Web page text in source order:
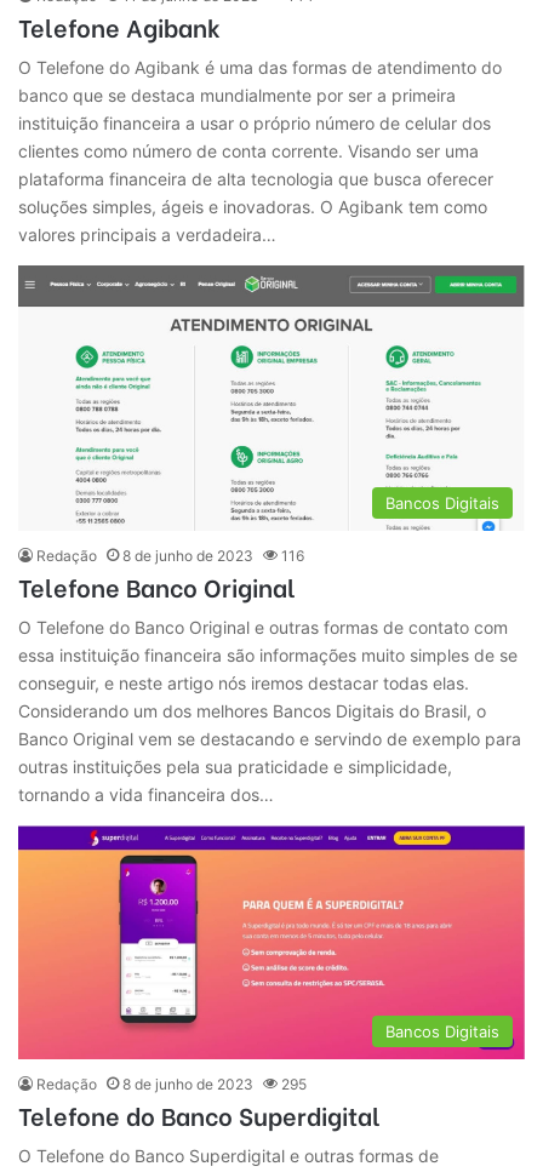
Telefone Agibank
O Telefone do Agibank é uma das formas de atendimento do
banco que se destaca mundialmente por ser a primeira
instituição financeira a usar o próprio número de celular dos
clientes como número de conta corrente. Visando ser uma
plataforma financeira de alta tecnologia que busca oferecer
soluções simples, ágeis e inovadoras. O Agibank tem como
valores principais a verdadeira…
Bancos Digitais
Redação 8 de junho de 2023 116
Telefone Banco Original
O Telefone do Banco Original e outras formas de contato com
essa instituição financeira são informações muito simples de se
conseguir, e neste artigo nós iremos destacar todas elas.
Considerando um dos melhores Bancos Digitais do Brasil, o
Banco Original vem se destacando e servindo de exemplo para
outras instituições pela sua praticidade e simplicidade,
tornando a vida financeira dos…
Bancos Digitais
Redação 8 de junho de 2023 295
Telefone do Banco Superdigital
O Telefone do Banco Superdigital e outras formas de